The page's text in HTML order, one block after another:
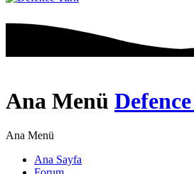
Ana Menü
Ana Menü
Ana Sayfa